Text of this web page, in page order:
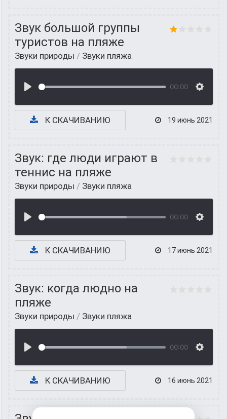
Звук большой группы
туристов на пляже
Звуки природы / Звуки пляжа
00:00
К СКАЧИВАНИЮ 19 июнь 2021
Звук: где люди играют в
теннис на пляже
Звуки природы / Звуки пляжа
00:00
К СКАЧИВАНИЮ 17 июнь 2021
Звук: когда людно на
пляже
Звуки природы / Звуки пляжа
00:00
К СКАЧИВАНИЮ 16 июнь 2021